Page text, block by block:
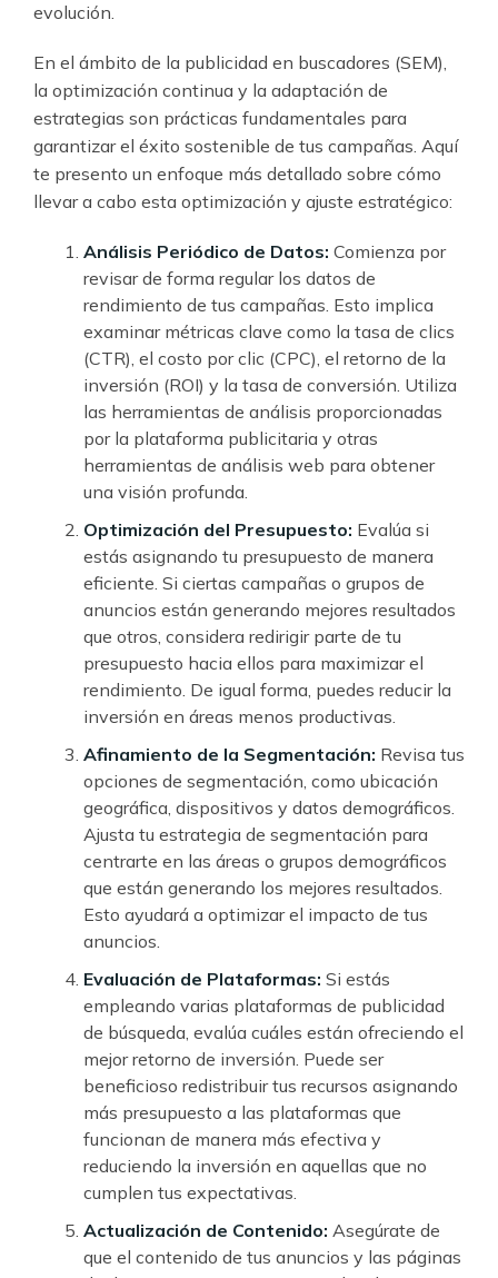
evolución.
En el ámbito de la publicidad en buscadores (SEM),
la optimización continua y la adaptación de
estrategias son prácticas fundamentales para
garantizar el éxito sostenible de tus campañas. Aquí
te presento un enfoque más detallado sobre cómo
llevar a cabo esta optimización y ajuste estratégico:
Análisis Periódico de Datos: Comienza por
revisar de forma regular los datos de
rendimiento de tus campañas. Esto implica
examinar métricas clave como la tasa de clics
(CTR), el costo por clic (CPC), el retorno de la
inversión (ROI) y la tasa de conversión. Utiliza
las herramientas de análisis proporcionadas
por la plataforma publicitaria y otras
herramientas de análisis web para obtener
una visión profunda.
Optimización del Presupuesto: Evalúa si
estás asignando tu presupuesto de manera
eficiente. Si ciertas campañas o grupos de
anuncios están generando mejores resultados
que otros, considera redirigir parte de tu
presupuesto hacia ellos para maximizar el
rendimiento. De igual forma, puedes reducir la
inversión en áreas menos productivas.
Afinamiento de la Segmentación: Revisa tus
opciones de segmentación, como ubicación
geográfica, dispositivos y datos demográficos.
Ajusta tu estrategia de segmentación para
centrarte en las áreas o grupos demográficos
que están generando los mejores resultados.
Esto ayudará a optimizar el impacto de tus
anuncios.
Evaluación de Plataformas: Si estás
empleando varias plataformas de publicidad
de búsqueda, evalúa cuáles están ofreciendo el
mejor retorno de inversión. Puede ser
beneficioso redistribuir tus recursos asignando
más presupuesto a las plataformas que
funcionan de manera más efectiva y
reduciendo la inversión en aquellas que no
cumplen tus expectativas.
Actualización de Contenido: Asegúrate de
que el contenido de tus anuncios y las páginas